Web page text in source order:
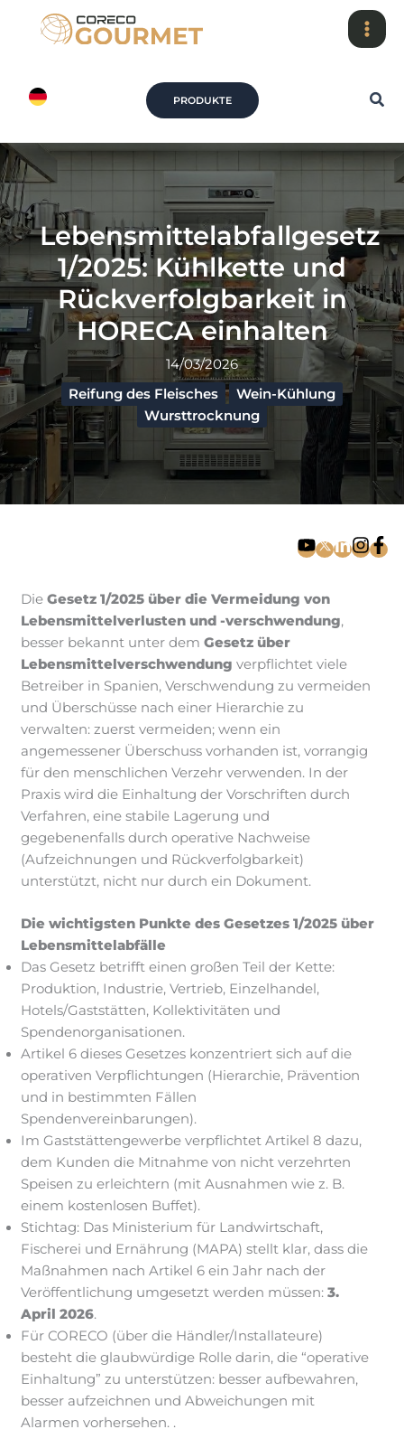
PRODUKTE
Lebensmittelabfallgesetz
1/2025: Kühlkette und
Rückverfolgbarkeit in
HORECA einhalten
14/03/2026
Reifung des Fleisches
Wein-Kühlung
Wursttrocknung
Die Gesetz 1/2025 über die Vermeidung von
Lebensmittelverlusten und -verschwendung,
besser bekannt unter dem Gesetz über
Lebensmittelverschwendung verpflichtet viele
Betreiber in Spanien, Verschwendung zu vermeiden
und Überschüsse nach einer Hierarchie zu
verwalten: zuerst vermeiden; wenn ein
angemessener Überschuss vorhanden ist, vorrangig
für den menschlichen Verzehr verwenden. In der
Praxis wird die Einhaltung der Vorschriften durch
Verfahren, eine stabile Lagerung und
gegebenenfalls durch operative Nachweise
(Aufzeichnungen und Rückverfolgbarkeit)
unterstützt, nicht nur durch ein Dokument.
Die wichtigsten Punkte des Gesetzes 1/2025 über
Lebensmittelabfälle
Das Gesetz betrifft einen großen Teil der Kette:
Produktion, Industrie, Vertrieb, Einzelhandel,
Hotels/Gaststätten, Kollektivitäten und
Spendenorganisationen.
Artikel 6 dieses Gesetzes konzentriert sich auf die
operativen Verpflichtungen (Hierarchie, Prävention
und in bestimmten Fällen
Spendenvereinbarungen).
Im Gaststättengewerbe verpflichtet Artikel 8 dazu,
dem Kunden die Mitnahme von nicht verzehrten
Speisen zu erleichtern (mit Ausnahmen wie z. B.
einem kostenlosen Buffet).
Stichtag: Das Ministerium für Landwirtschaft,
Fischerei und Ernährung (MAPA) stellt klar, dass die
Maßnahmen nach Artikel 6 ein Jahr nach der
Veröffentlichung umgesetzt werden müssen: 3.
April 2026.
Für CORECO (über die Händler/Installateure)
besteht die glaubwürdige Rolle darin, die “operative
Einhaltung” zu unterstützen: besser aufbewahren,
besser aufzeichnen und Abweichungen mit
Alarmen vorhersehen. .